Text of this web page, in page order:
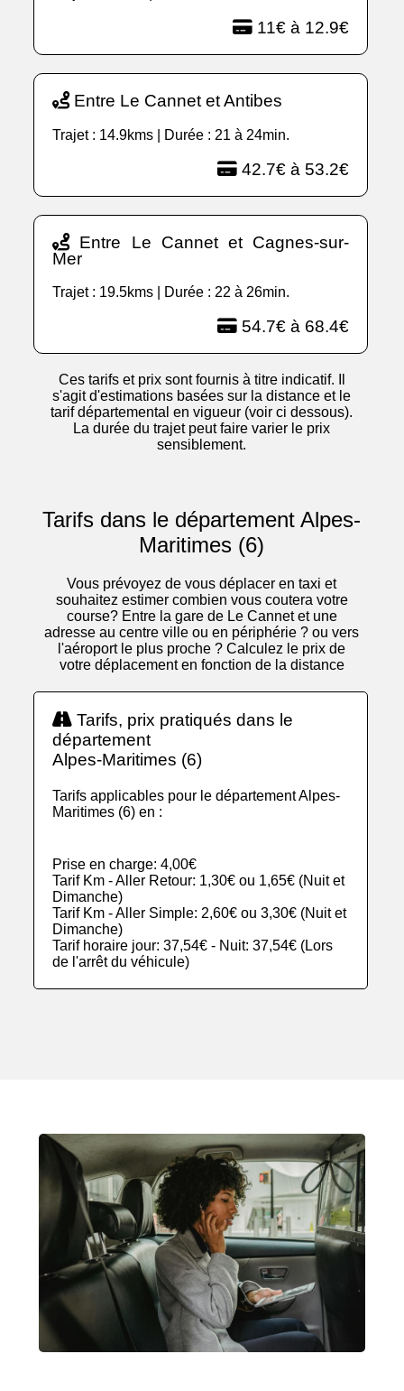
11€ à 12.9€
Entre Le Cannet et Antibes
Trajet : 14.9kms | Durée : 21 à 24min.
42.7€ à 53.2€
Entre Le Cannet et Cagnes-sur-
Mer
Trajet : 19.5kms | Durée : 22 à 26min.
54.7€ à 68.4€
Ces tarifs et prix sont fournis à titre indicatif. Il
s'agit d'estimations basées sur la distance et le
tarif départemental en vigueur (voir ci dessous).
La durée du trajet peut faire varier le prix
sensiblement.
Tarifs dans le département Alpes-
Maritimes (6)
Vous prévoyez de vous déplacer en taxi et
souhaitez estimer combien vous coutera votre
course? Entre la gare de Le Cannet et une
adresse au centre ville ou en périphérie ? ou vers
l'aéroport le plus proche ? Calculez le prix de
votre déplacement en fonction de la distance
Tarifs, prix pratiqués dans le
département
Alpes-Maritimes (6)
Tarifs applicables pour le département Alpes-
Maritimes (6) en :
Prise en charge: 4,00€
Tarif Km - Aller Retour: 1,30€ ou 1,65€ (Nuit et
Dimanche)
Tarif Km - Aller Simple: 2,60€ ou 3,30€ (Nuit et
Dimanche)
Tarif horaire jour: 37,54€ - Nuit: 37,54€ (Lors
de l'arrêt du véhicule)